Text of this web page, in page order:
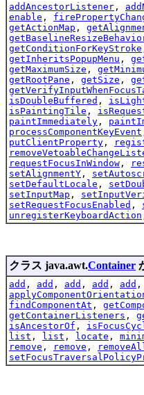
addAncestorListener ,
enable ,
getActionMap ,
getConditionForKeyStroke
getInheritsPopupMenu ,
getMaximumSize ,
getRootPane , getSize ,
isDoubleBuffered ,
isPaintingTile ,
paintImmediately ,
processComponentKeyEvent
putClientProperty ,
requestFocusInWindow ,
setAlignmentY ,
setDefaultLocale ,
setInputMap ,
setRequestFocusEnabled ,
unregisterKeyboardAction
クラス java.awt.Container
add , add , add , add , add ,
findComponentAt ,
getContainerListeners ,
isAncestorOf ,
list , list , locate ,
remove , remove ,